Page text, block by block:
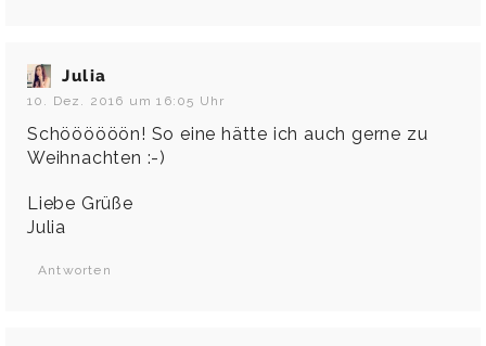
Julia
10. Dez. 2016 um 16:05 Uhr
Schöööööön! So eine hätte ich auch gerne zu
Weihnachten :-)
Liebe Grüße
Julia
Antworten